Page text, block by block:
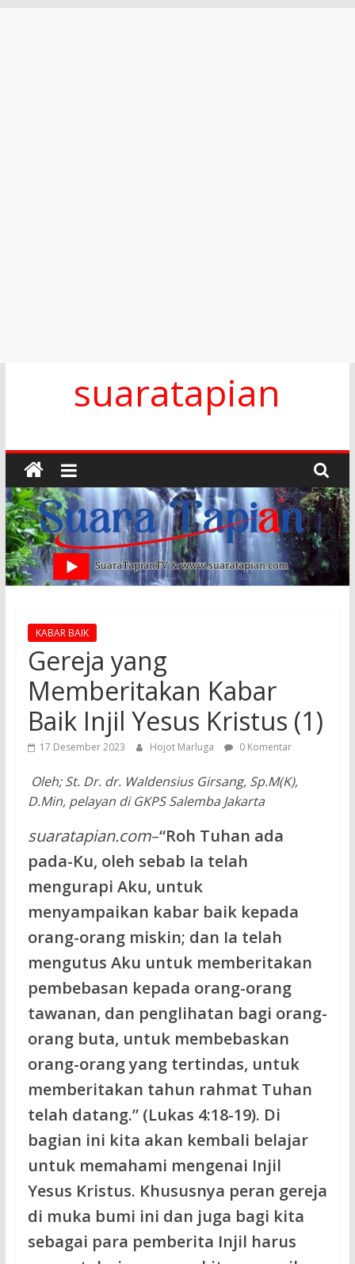
suaratapian
KABAR BAIK
Gereja yang
Memberitakan Kabar
Baik Injil Yesus Kristus (1)
17 Desember 2023 Hojot Marluga 0 Komentar
Oleh; St. Dr. dr. Waldensius Girsang, Sp.M(K),
D.Min, pelayan di GKPS Salemba Jakarta
suaratapian.com–“Roh Tuhan ada
pada-Ku, oleh sebab Ia telah
mengurapi Aku, untuk
menyampaikan kabar baik kepada
orang-orang miskin; dan Ia telah
mengutus Aku untuk memberitakan
pembebasan kepada orang-orang
tawanan, dan penglihatan bagi orang-
orang buta, untuk membebaskan
orang-orang yang tertindas, untuk
memberitakan tahun rahmat Tuhan
telah datang.” (Lukas 4:18-19). Di
bagian ini kita akan kembali belajar
untuk memahami mengenai Injil
Yesus Kristus. Khususnya peran gereja
di muka bumi ini dan juga bagi kita
sebagai para pemberita Injil harus